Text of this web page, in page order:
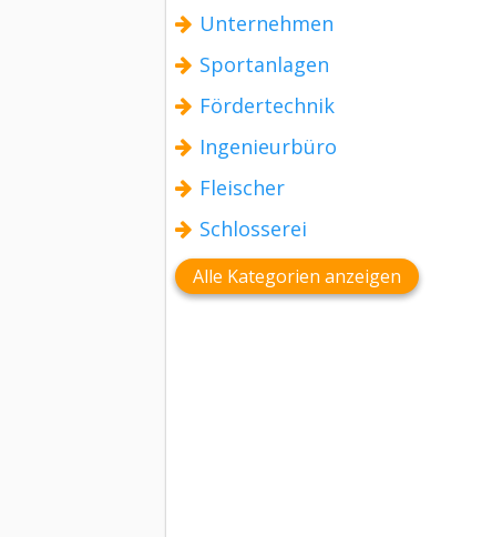
Unternehmen
Sportanlagen
Fördertechnik
Ingenieurbüro
Fleischer
Schlosserei
Alle Kategorien anzeigen